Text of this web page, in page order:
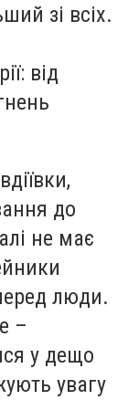
зі всіх.
від
до
не має
люди.
–
у дещо
увагу